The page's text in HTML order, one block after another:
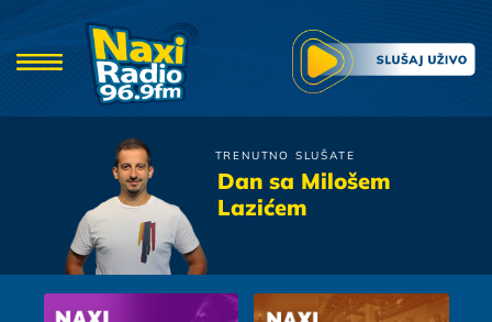
TRENUTNO SLUŠATE
Dan sa Milošem
Lazićem
Tose Proeski